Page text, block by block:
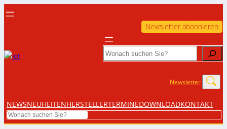
Newsletter abonnieren
Search
Newsletter
NEWSNEUHEITENHERSTELLERTERMINEDOWNLOADKONTAKT
Search